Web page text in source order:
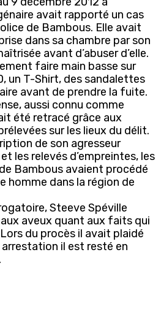
avait rapporté un cas
de Bambous. Elle avait
dans sa chambre par son
avant d’abuser d’elle.
faire main basse sur
un T-Shirt, des sandalettes
avant de prendre la fuite.
aussi connu comme
été retracé grâce aux
sur les lieux du délit.
de son agresseur
les relevés d’empreintes, les
Bambous avaient procédé
homme dans la région de
Steeve Spéville
aveux quant aux faits qui
du procès il avait plaidé
il est resté en